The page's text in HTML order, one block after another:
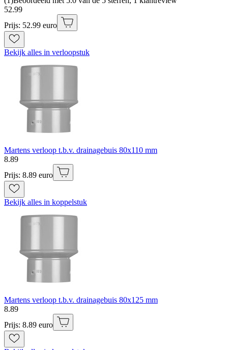
52.99
Prijs: 52.99 euro
Bekijk alles in verloopstuk
Martens verloop t.b.v. drainagebuis 80x110 mm
8.89
Prijs: 8.89 euro
Bekijk alles in koppelstuk
Martens verloop t.b.v. drainagebuis 80x125 mm
8.89
Prijs: 8.89 euro